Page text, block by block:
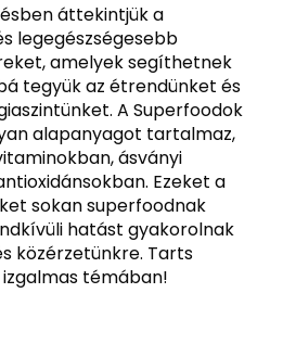
áttekintjük a
legegészségesebb
amelyek segíthetnek
tegyük az étrendünket és
A Superfoodok
alapanyagot tartalmaz,
ásványi
Ezeket a
sokan superfoodnak
hatást gyakorolnak
közérzetünkre. Tarts
témában!